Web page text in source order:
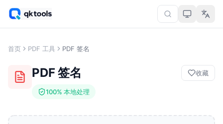
首页 PDF 工具 PDF 签名
PDF 签名
100% 本地处理
收藏